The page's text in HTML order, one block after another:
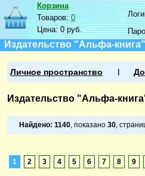
Корзина
Товаров:0
Цена:0 руб.
Издательство "Альфа-книга"
Личное пространство
Издательство "Альфа-
Найдено: 1140, показано 30,
1 2 3 4 5 6 7 8 9